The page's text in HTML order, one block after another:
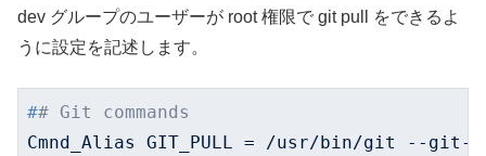
dev グループのユーザーが root 権限で git pull をできるよ
うに設定を記述します。
## Git commands